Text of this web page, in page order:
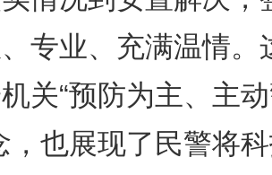
专业、充满温情。
关“预防为主、主
，也展现了民警将